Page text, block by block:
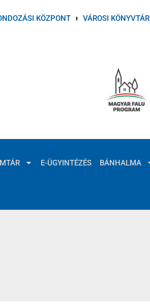
KÖZPONT VÁROSI KÖNYVTÁR
E-ÜGYINTÉZÉS BÁNHALMA